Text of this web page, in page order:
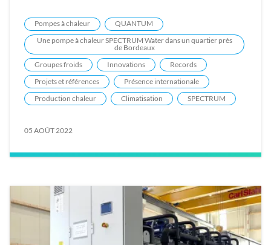
Pompes à chaleur
QUANTUM
Une pompe à chaleur SPECTRUM Water dans un quartier près
de Bordeaux
Groupes froids
Innovations
Records
Projets et références
Présence internationale
Production chaleur
Climatisation SPECTRUM
05 AOÛT 2022